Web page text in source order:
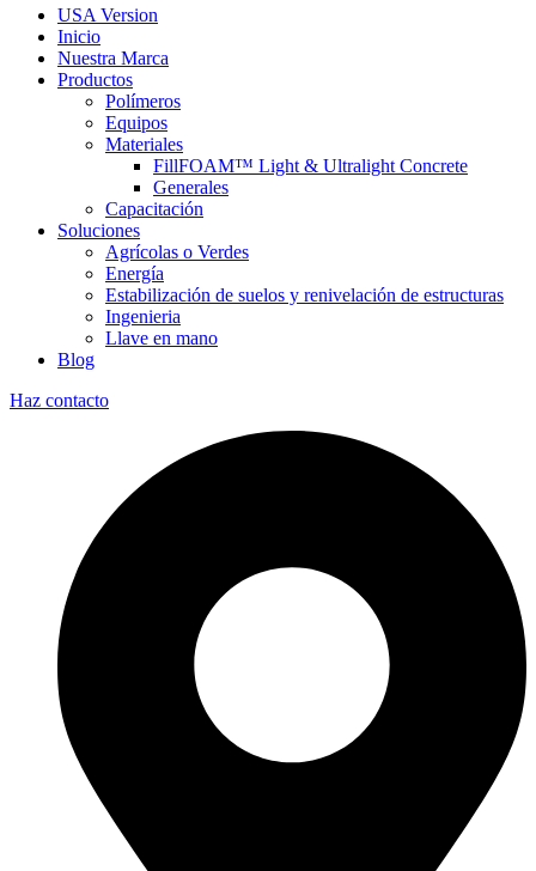
USA Version
Inicio
Nuestra Marca
Productos
Polímeros
Equipos
Materiales
FillFOAM™ Light & Ultralight Concrete
Generales
Capacitación
Soluciones
Agrícolas o Verdes
Energía
Estabilización de suelos y renivelación de estructuras
Ingenieria
Llave en mano
Blog
Haz contacto